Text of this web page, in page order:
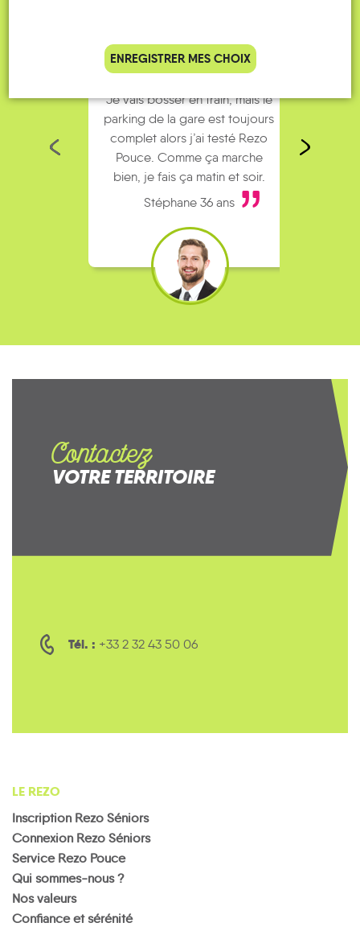
Je vais bosser en train, mais le
parking de la gare est toujours
complet alors j’ai testé Rezo
Pouce. Comme ça marche
bien, je fais ça matin et soir.
Stéphane 36 ans
Contactez
VOTRE TERRITOIRE
Tél. : +33 2 32 43 50 06
LE REZO
Inscription Rezo Séniors
Connexion Rezo Séniors
Service Rezo Pouce
Qui sommes-nous ?
Nos valeurs
Confiance et sérénité
ENREGISTRER MES CHOIX